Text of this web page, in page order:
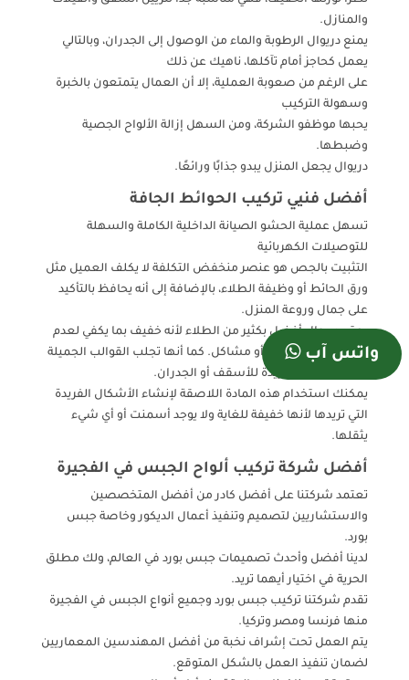
والمنازل.
يمنع دريوال الرطوبة والماء من الوصول إلى الجدران، وبالتالي
يعمل كحاجز أمام تآكلها، ناهيك عن ذلك
على الرغم من صعوبة العملية، إلا أن العمال يتمتعون بالخبرة
وسهولة التركيب
يحبها موظفو الشركة، ومن السهل إزالة الألواح الجصية
وضبطها.
دريوال يجعل المنزل يبدو جذابًا ورائعًا.
أفضل فنيي تركيب الحوائط الجافة
تسهل عملية الحشو الصيانة الداخلية الكاملة والسهلة
للتوصيلات الكهربائية
التثبيت بالجص هو عنصر منخفض التكلفة لا يكلف العميل مثل
ورق الحائط أو وظيفة الطلاء، بالإضافة إلى أنه يحافظ بالتأكيد
على جمال وروعة المنزل.
يعتبر دريوال أفضل بكثير من الطلاء لأنه خفيف بما يكفي لعدم
التسبب في أي ضرر أو مشاكل. كما أنها تجلب القوالب الجميلة
والتشطيبات الفريدة للأسقف أو الجدران.
يمكنك استخدام هذه المادة اللاصقة لإنشاء الأشكال الفريدة
التي تريدها لأنها خفيفة للغاية ولا يوجد أسمنت أو أي شيء
يثقلها.
أفضل شركة تركيب ألواح الجبس في الفجيرة
تعتمد شركتنا على أفضل كادر من أفضل المتخصصين
والاستشاريين لتصميم وتنفيذ أعمال الديكور وخاصة جبس
بورد.
لدينا أفضل وأحدث تصميمات جبس بورد في العالم، ولك مطلق
الحرية في اختيار أيهما تريد.
تقدم شركتنا تركيب جبس بورد وجميع أنواع الجبس في الفجيرة
منها فرنسا ومصر وتركيا.
يتم العمل تحت إشراف نخبة من أفضل المهندسين المعماريين
لضمان تنفيذ العمل بالشكل المتوقع.
واتس آب